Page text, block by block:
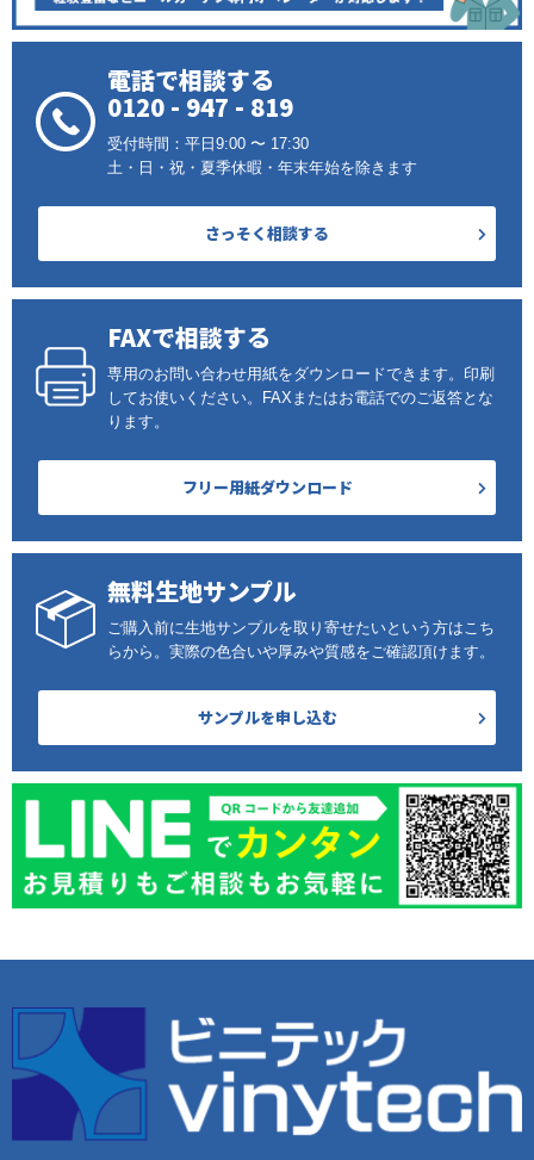
電話で相談する
0120 - 947 - 819
受付時間：平日9:00 〜 17:30
土・日・祝・夏季休暇・年末年始を除きます
さっそく相談する
FAXで相談する
専用のお問い合わせ用紙をダウンロードできます。印刷
してお使いください。FAXまたはお電話でのご返答とな
ります。
フリー用紙ダウンロード
無料生地サンプル
ご購入前に生地サンプルを取り寄せたいという方はこち
らから。実際の色合いや厚みや質感をご確認頂けます。
サンプルを申し込む